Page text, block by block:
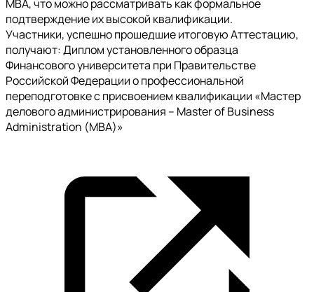
МВА, что можно рассматривать как формальное
подтверждение их высокой квалификации.
Участники, успешно прошедшие итоговую Аттестацию,
получают: Диплом установленного образца
Финансового университета при Правительстве
Российской Федерации о профессиональной
переподготовке с присвоением квалификации «Мастер
делового администрирования – Master of Business
Administration (МВА)»